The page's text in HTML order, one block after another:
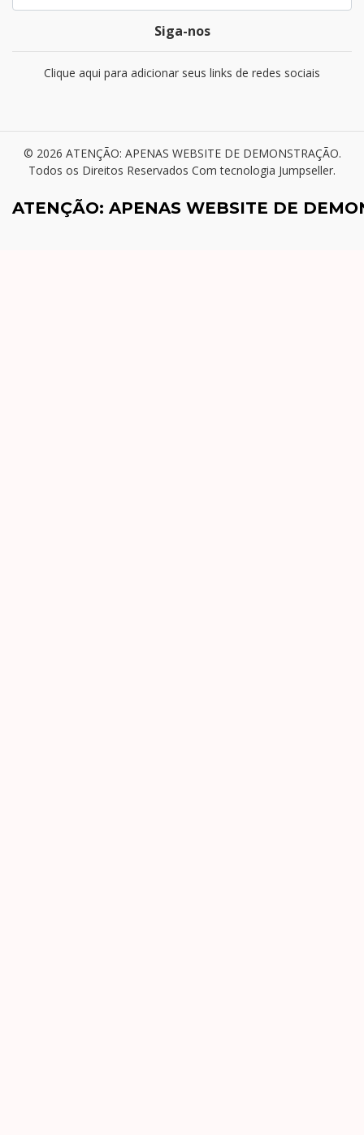
Siga-nos
Clique aqui para adicionar seus links de redes sociais
© 2026 ATENÇÃO: APENAS WEBSITE DE DEMONSTRAÇÃO.
Todos os Direitos Reservados Com tecnologia Jumpseller.
ATENÇÃO: APENAS WEBSITE DE